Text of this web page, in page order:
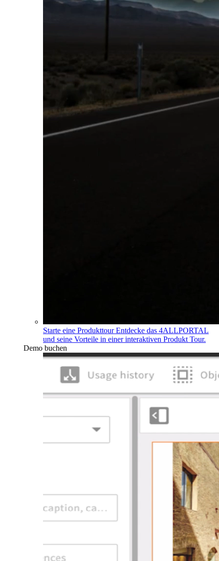
Starte eine ProdukttourEntdecke das 4ALLPORTAL
und seine Vorteile in einer interaktiven Produkt Tour.
Demo buchen